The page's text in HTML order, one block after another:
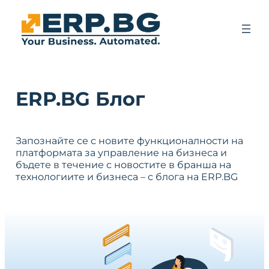
ERP.BG Блог
Запознайте се с новите функционалности на
платформата за управление на бизнеса и
бъдете в течение с новостите в бранша на
технологиите и бизнеса – с блога на ERP.BG